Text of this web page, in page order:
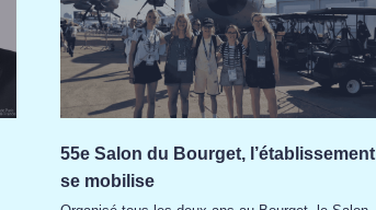
55e Salon du Bourget, l’établissement
se mobilise